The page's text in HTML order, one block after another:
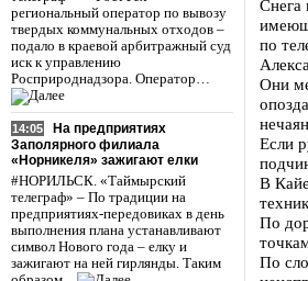
региональный оператор по вывозу
твердых коммунальных отходов –
подало в краевой арбитражный суд
иск к управлению
Росприроднадзора. Оператор…
14:05
На предприятиях
Заполярного филиала
«Норникеля» зажигают елки
#НОРИЛЬСК. «Таймырский
телеграф» – По традиции на
предприятиях-передовиках в день
выполнения плана устанавливают
символ Нового года – елку и
зажигают на ней гирлянды. Таким
Снега
по
Они
Если
В
По
По